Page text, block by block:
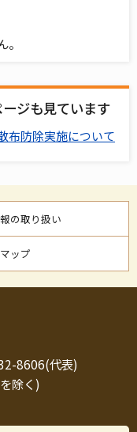
ジも見ています
布防除実施について
の取り扱い
ップ
8606(代表)
除く)